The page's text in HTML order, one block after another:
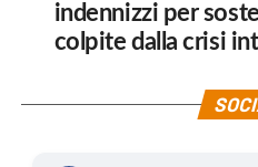
indennizzi per
colpite dalla crisi